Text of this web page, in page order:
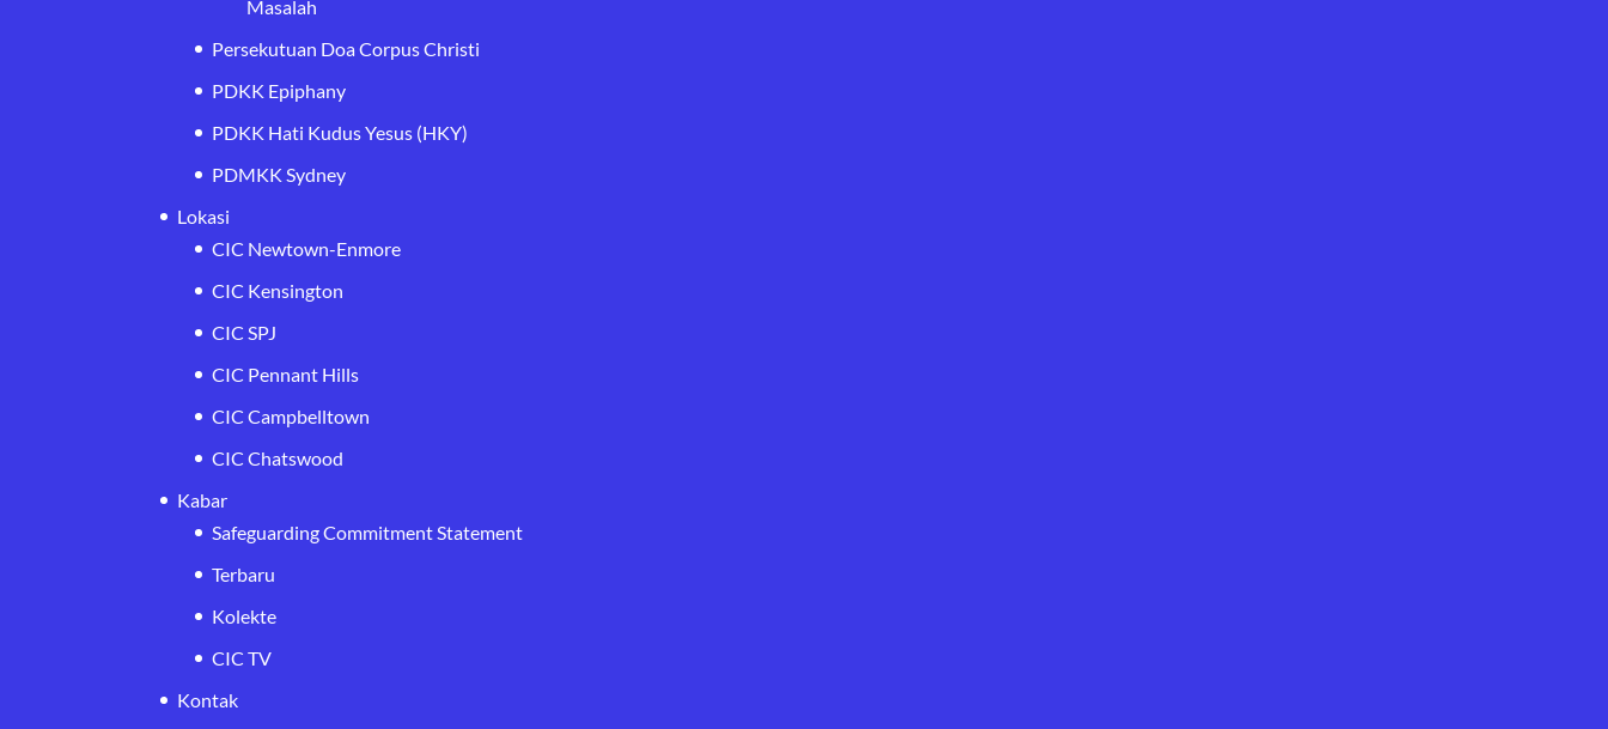
Masalah
Persekutuan Doa Corpus Christi
PDKK Epiphany
PDKK Hati Kudus Yesus (HKY)
PDMKK Sydney
Lokasi
CIC Newtown-Enmore
CIC Kensington
CIC SPJ
CIC Pennant Hills
CIC Campbelltown
CIC Chatswood
Kabar
Safeguarding Commitment Statement
Terbaru
Kolekte
CIC TV
Kontak